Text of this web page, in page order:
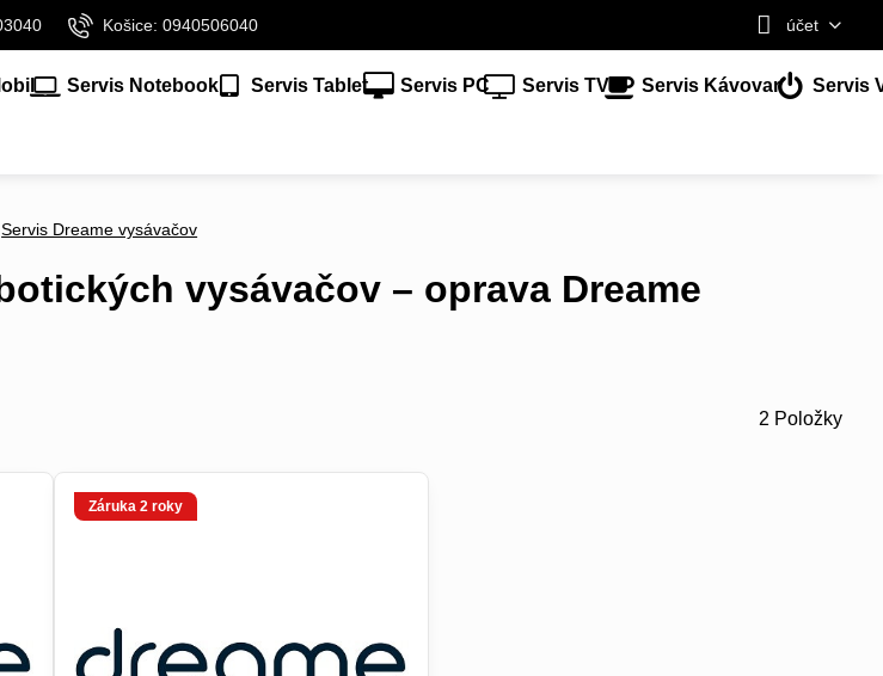
Košice: 0940506040 účet
Servis Notebook Servis Tablet Servis PC Servis TV Servis Kávovar Servis
Servis Dreame vysávačov
vysávačov – oprava Dreame
2 Položky
Záruka 2 roky